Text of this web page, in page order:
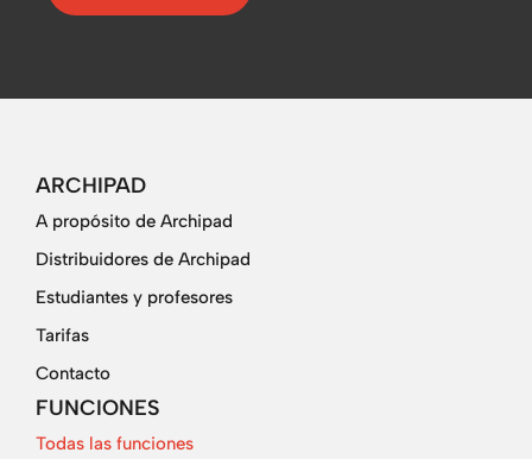
ARCHIPAD
A propósito de Archipad
Distribuidores de Archipad
Estudiantes y profesores
Tarifas
Contacto
FUNCIONES
Todas las funciones